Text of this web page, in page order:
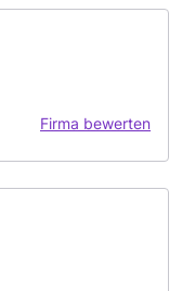
Firma bewerten